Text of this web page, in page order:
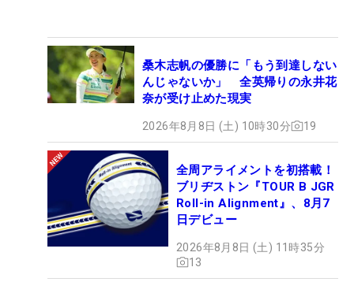
桑木志帆の優勝に「もう到達しない
んじゃないか」 全英帰りの永井花
奈が受け止めた現実
2026年8月8日 (土) 10時30分 19
全周アライメントを初搭載！
ブリヂストン『TOUR B JGR
Roll-in Alignment』、8月7
日デビュー
2026年8月8日 (土) 11時35分
13